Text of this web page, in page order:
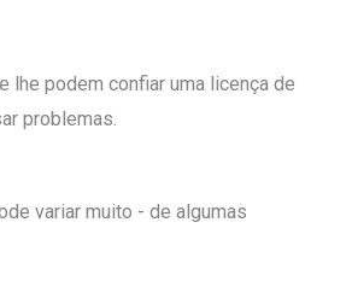
lhe podem confiar uma licença de
problemas.
variar muito - de algumas